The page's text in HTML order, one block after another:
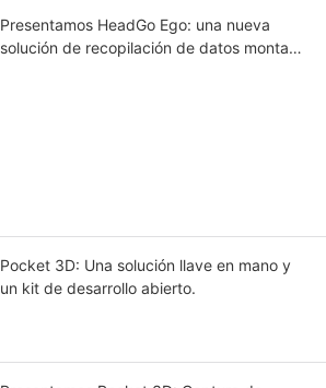
Presentamos HeadGo Ego: una nueva
solución de recopilación de datos montada
Pocket 3D: Una solución llave en mano y
un kit de desarrollo abierto.